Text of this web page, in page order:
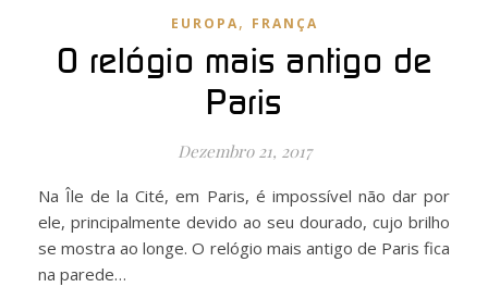
EUROPA, FRANÇA
O relógio mais antigo de
Paris
Dezembro 21, 2017
Na Île de la Cité, em Paris, é impossível não dar por
ele, principalmente devido ao seu dourado, cujo brilho
se mostra ao longe. O relógio mais antigo de Paris fica
na parede…